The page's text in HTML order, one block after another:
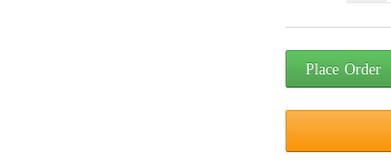
Place Order